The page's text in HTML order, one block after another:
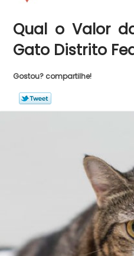
Qual o Valor
Gato Distrito
Gostou? compartilhe!